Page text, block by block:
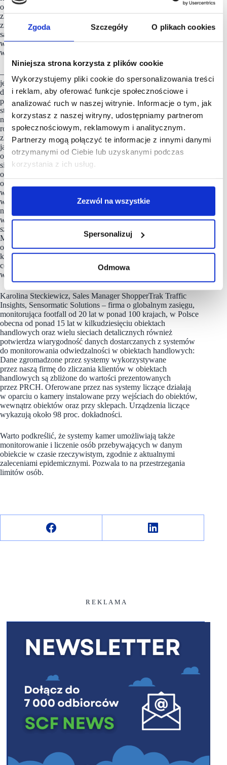
Zgoda Szczegóły O plikach cookies
Niniejsza strona korzysta z plików cookie
Wykorzystujemy pliki cookie do spersonalizowania treści
i reklam, aby oferować funkcje społecznościowe i
analizować ruch w naszej witrynie. Informacje o tym, jak
korzystasz z naszej witryny, udostępniamy partnerom
społecznościowym, reklamowym i analitycznym.
Partnerzy mogą połączyć te informacje z innymi danymi
otrzymanymi od Ciebie lub uzyskanymi podczas
korzystania z ich usług.
Zezwól na wszystkie
Spersonalizuj
Odmowa
odwiedzający centra handlowe są zliczani za pomocą kamer 3D
zlokalizowanych przy każdym wejściu do obiektu. Aby
zminimalizować możliwość błędów, kamery zamontowane
są również w dodatkowych wybranych miejscach
wynikających z układu danego obiektu i przepływu klientów,
w celu weryfikacji ruchu.
– Wskaźnik odwiedzalności obiektów handlowych stanowi
jeden z kluczowych elementów oceny wyników działania
danego centrum, co ma znaczenie zwłaszcza w trudnym czasie
pandemii i w okresach powrotu klientów do zakupów
stacjonarnych. Dlatego ważne jest opieranie się
na wiarygodnych danych. Jednym z najbardziej miarodajnych
rozwiązań analizujących przepływ klientów są kamery
zliczające, gdyż są w pełni niezależne od innych czynników,
jak chociażby fakt posiadania smartfonu z odpowiednim
oprogramowaniem lub włączonym WiFi. Systemy opierające
się na śledzeniu telefonów uzależnione są od rodzaju smartfonu
oraz jego oprogramowania. Co za tym idzie nie zliczają każdej
osoby odwiedzającej obiekt m.in. klientów, którzy mają
wyłączoną lokalizację lub Internet w swoich urządzeniach,
w zależności od rodzaju smartfonu. Systemy bazujące
na kamerach 3D charakteryzują się dokładnością pomiaru
wynoszącą ponad 95 proc., a przy śledzeniu telefonów
szacowana dokładność określana jest na około 30 proc. – mówi
Marcin Guziński, Dyrektor Operacyjny Top-Key, firmy
oferującej rozwiązania techniczne dla nieruchomości
komercyjnych i przestrzeni publicznych od 30 lat w blisko 180
centrach handlowych oraz ponad 30 sieciach retail działających
w 18 krajach.
Karolina Steckiewicz, Sales Manager ShopperTrak Traffic
Insights, Sensormatic Solutions – firma o globalnym zasięgu,
monitorująca footfall od 20 lat w ponad 100 krajach, w Polsce
obecna od ponad 15 lat w kilkudziesięciu obiektach
handlowych oraz wielu sieciach detalicznych również
potwierdza wiarygodność danych dostarczanych z systemów
do monitorowania odwiedzalności w obiektach handlowych:
Dane zgromadzone przez systemy wykorzystywane
przez naszą firmę do zliczania klientów w obiektach
handlowych są zbliżone do wartości prezentowanych
przez PRCH. Oferowane przez nas systemy liczące działają
w oparciu o kamery instalowane przy wejściach do obiektów,
wewnątrz obiektów oraz przy sklepach. Urządzenia liczące
wykazują około 98 proc. dokładności.
Warto podkreślić, że systemy kamer umożliwiają także
monitorowanie i liczenie osób przebywających w danym
obiekcie w czasie rzeczywistym, zgodnie z aktualnymi
zaleceniami epidemicznymi. Pozwala to na przestrzegania
limitów osób.
R E K L A M A